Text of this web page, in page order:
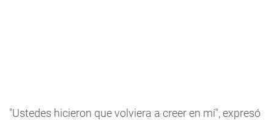
"Ustedes hicieron que volviera a creer en mí", expresó